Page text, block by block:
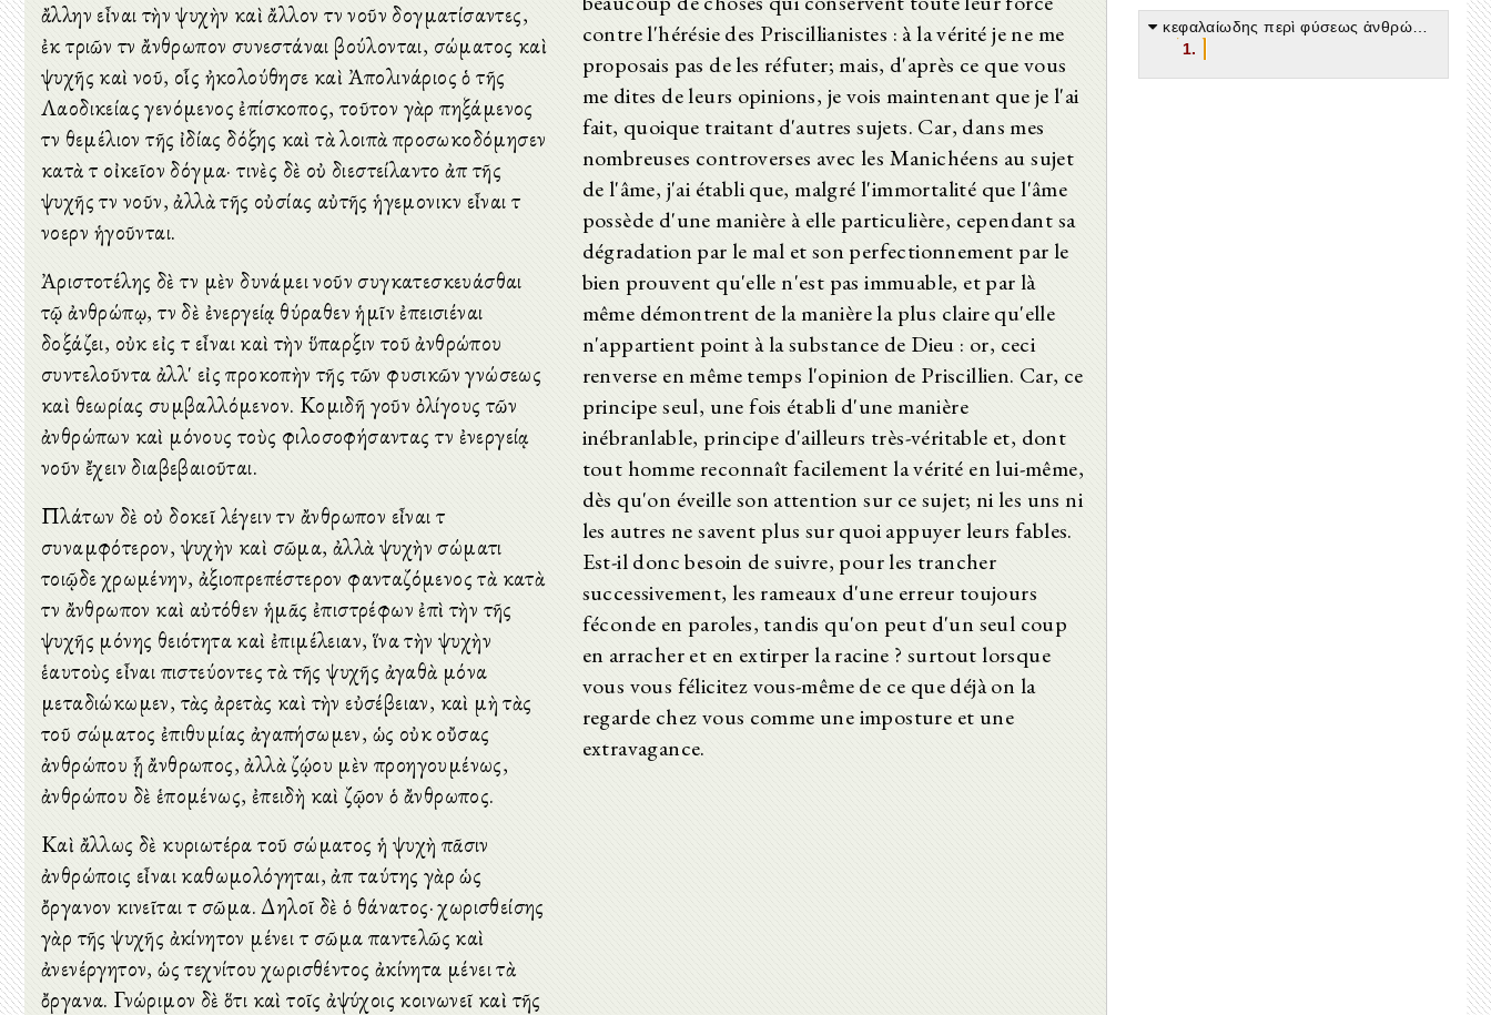
ἄλλην εἶναι τὴν ψυχὴν καὶ ἄλλον τὸν νοῦν δογματίσαντες,
ἐκ τριῶν τὸν ἄνθρωπον συνεστάναι βούλονται, σώματος καὶ
ψυχῆς καὶ νοῦ, οἷς ἠκολούθησε καὶ Ἀπολινάριος ὁ τῆς
Λαοδικείας γενόμενος ἐπίσκοπος, τοῦτον γὰρ πηξάμενος
τὸν θεμέλιον τῆς ἰδίας δόξης καὶ τὰ λοιπὰ προσωκοδόμησεν
κατὰ τὸ οἰκεῖον δόγμα· τινὲς δὲ οὐ διεστείλαντο ἀπὸ τῆς
ψυχῆς τὸν νοῦν, ἀλλὰ τῆς οὐσίας αὐτῆς ἡγεμονικὸν εἶναι τὸ
νοερὸν ἡγοῦνται.
Ἀριστοτέλης δὲ τὸν μὲν δυνάμει νοῦν συγκατεσκευάσθαι
τῷ ἀνθρώπῳ, τὸν δὲ ἐνεργείᾳ θύραθεν ἡμῖν ἐπεισιέναι
δοξάζει, οὐκ εἰς τὸ εἶναι καὶ τὴν ὕπαρξιν τοῦ ἀνθρώπου
συντελοῦντα ἀλλ' εἰς προκοπὴν τῆς τῶν φυσικῶν γνώσεως
καὶ θεωρίας συμβαλλόμενον. Κομιδῆ γοῦν ὀλίγους τῶν
ἀνθρώπων καὶ μόνους τοὺς φιλοσοφήσαντας τὸν ἐνεργείᾳ
νοῦν ἔχειν διαβεβαιοῦται.
Πλάτων δὲ οὐ δοκεῖ λέγειν τὸν ἄνθρωπον εἶναι τὸ
συναμφότερον, ψυχὴν καὶ σῶμα, ἀλλὰ ψυχὴν σώματι
τοιῷδε χρωμένην, ἀξιοπρεπέστερον φανταζόμενος τὰ κατὰ
τὸν ἄνθρωπον καὶ αὐτόθεν ἡμᾶς ἐπιστρέφων ἐπὶ τὴν τῆς
ψυχῆς μόνης θειότητα καὶ ἐπιμέλειαν, ἵνα τὴν ψυχὴν
ἑαυτοὺς εἶναι πιστεύοντες τὰ τῆς ψυχῆς ἀγαθὰ μόνα
μεταδιώκωμεν, τὰς ἀρετὰς καὶ τὴν εὐσέβειαν, καὶ μὴ τὰς
τοῦ σώματος ἐπιθυμίας ἀγαπήσωμεν, ὡς οὐκ οὔσας
ἀνθρώπου ᾗ ἄνθρωπος, ἀλλὰ ζῴου μὲν προηγουμένως,
ἀνθρώπου δὲ ἑπομένως, ἐπειδὴ καὶ ζῷον ὁ ἄνθρωπος.
Καὶ ἄλλως δὲ κυριωτέρα τοῦ σώματος ἡ ψυχὴ πᾶσιν
ἀνθρώποις εἶναι καθωμολόγηται, ἀπὸ ταύτης γὰρ ὡς
ὄργανον κινεῖται τὸ σῶμα. Δηλοῖ δὲ ὁ θάνατος· χωρισθείσης
γὰρ τῆς ψυχῆς ἀκίνητον μένει τὸ σῶμα παντελῶς καὶ
ἀνενέργητον, ὡς τεχνίτου χωρισθέντος ἀκίνητα μένει τὰ
ὄργανα. Γνώριμον δὲ ὅτι καὶ τοῖς ἀψύχοις κοινωνεῖ καὶ τῆς
contre l'hérésie des Priscillianistes : à la vérité je ne me
proposais pas de les réfuter; mais, d'après ce que vous
me dites de leurs opinions, je vois maintenant que je l'ai
fait, quoique traitant d'autres sujets. Car, dans mes
nombreuses controverses avec les Manichéens au sujet
de l'âme, j'ai établi que, malgré l'immortalité que l'âme
possède d'une manière à elle particulière, cependant sa
dégradation par le mal et son perfectionnement par le
bien prouvent qu'elle n'est pas immuable, et par là
même démontrent de la manière la plus claire qu'elle
n'appartient point à la substance de Dieu : or, ceci
renverse en même temps l'opinion de Priscillien. Car, ce
principe seul, une fois établi d'une manière
inébranlable, principe d'ailleurs très-véritable et, dont
tout homme reconnaît facilement la vérité en lui-même,
dès qu'on éveille son attention sur ce sujet; ni les uns ni
les autres ne savent plus sur quoi appuyer leurs fables.
Est-il donc besoin de suivre, pour les trancher
successivement, les rameaux d'une erreur toujours
féconde en paroles, tandis qu'on peut d'un seul coup
en arracher et en extirper la racine ? surtout lorsque
vous vous félicitez vous-même de ce que déjà on la
regarde chez vous comme une imposture et une
extravagance.
κεφαλαίωδης περὶ φύσεως ἀνθρώπου
1.